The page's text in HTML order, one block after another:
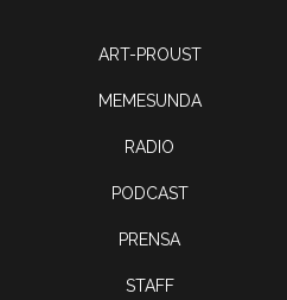
ART-PROUST
MEMESUNDA
RADIO
PODCAST
PRENSA
STAFF